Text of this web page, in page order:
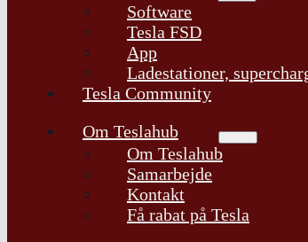
Software
Tesla FSD
App
Ladestationer,
Tesla Community
Om Teslahub
Om Teslahub
Samarbejde
Kontakt
Få rabat på Tesla